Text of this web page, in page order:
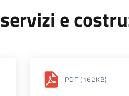
e
PDF (162KB)